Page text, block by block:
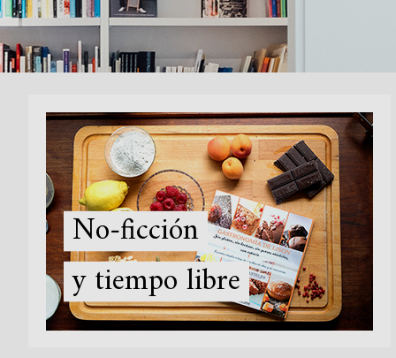
No-ficción
y tiempo libre